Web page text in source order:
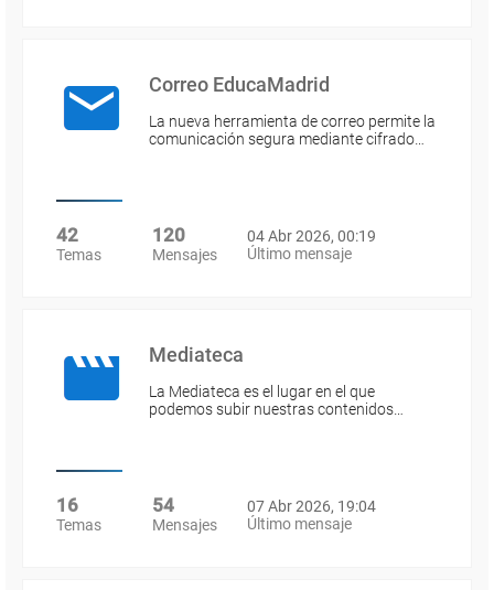
Correo EducaMadrid
La nueva herramienta de correo permite la
comunicación segura mediante cifrado…
42
Temas
120
Mensajes
04 Abr 2026, 00:19
Último mensaje
Mediateca
La Mediateca es el lugar en el que
podemos subir nuestras contenidos…
16
Temas
54
Mensajes
07 Abr 2026, 19:04
Último mensaje